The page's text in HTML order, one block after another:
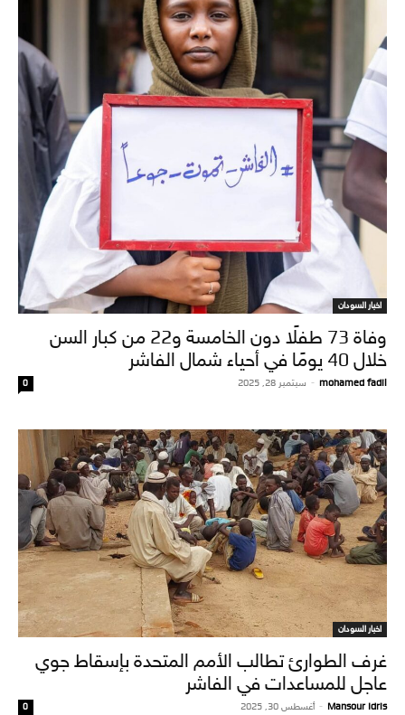
اخبار السودان
وفاة 73 طفلًا دون الخامسة و22 من كبار السن
خلال 40 يومًا في أحياء شمال الفاشر
mohamed fadil
- سبتمبر 28, 2025 0
اخبار السودان
غرف الطوارئ تطالب الأمم المتحدة بإسقاط جوي
عاجل للمساعدات في الفاشر
Mansour Idris
- أغسطس 30, 2025 0